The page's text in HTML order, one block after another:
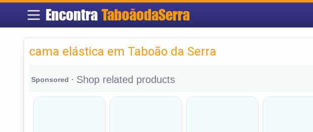
Encontra TaboãodaSerra
cama elástica em Taboão da Serra